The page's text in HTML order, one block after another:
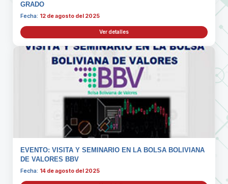
GRADO
Fecha: 12 de agosto del 2025
Ver detalles
EVENTO: VISITA Y SEMINARIO EN LA BOLSA BOLIVIANA
DE VALORES BBV
Fecha: 14 de agosto del 2025